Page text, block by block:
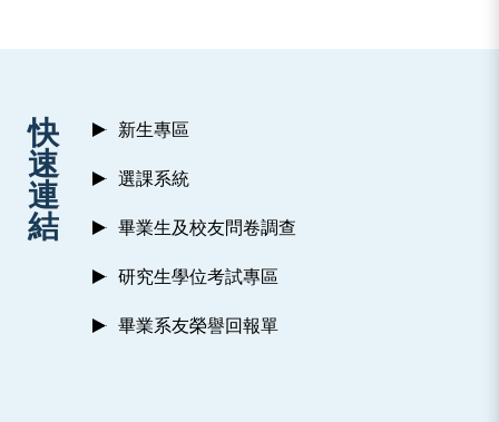
:::
快
速
連
結
新生專區
選課系統
畢業生及校友問卷調查
研究生學位考試專區
畢業系友榮譽回報單